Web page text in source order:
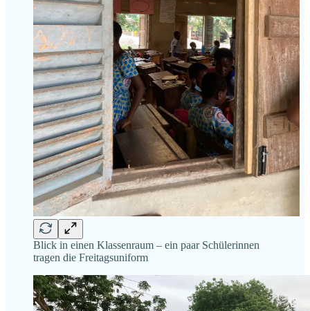
Blick in einen Klassenraum – ein paar Schülerinnen
tragen die Freitagsuniform